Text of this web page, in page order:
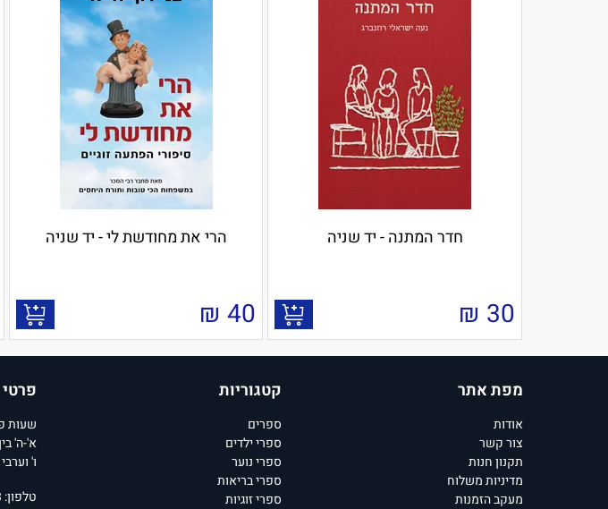
חדר המתנה - יד שניה
30
₪
הרי את מחודשת לי - יד שניה
40
₪
מפת אתר
אודות
צור קשר
תקנון חנות
מדיניות משלוח
מעקב הזמנות
קטגוריות
ספרים
ספרי ילדים
ספרי נוער
ספרי בריאות
ספרי זוגיות
שעות
א'-ה' בין
ו' וערבי
טלפון: 02-6248293